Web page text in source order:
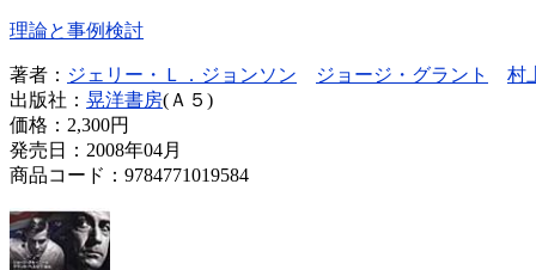
理論と事例検討
著者： ジェリー・Ｌ．ジョンソン ジョージ・グラント
村
出版社： 晃洋書房(Ａ５)
価格： 2,300円
発売日：2008年04月
商品コード：9784771019584